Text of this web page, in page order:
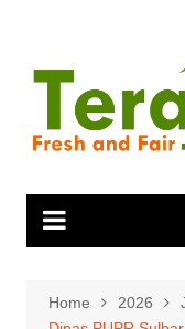
content
Home 2026